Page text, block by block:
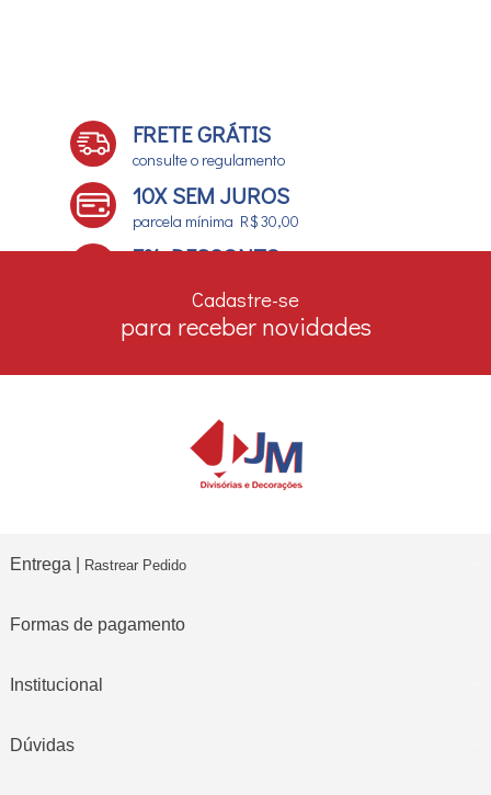
FRETE GRÁTIS
consulte o regulamento
10X SEM JUROS
parcela mínima R$ 30,00
7% DESCONTO
Cadastre-se
para receber novidades
Entrega | Rastrear Pedido
Formas de pagamento
Institucional
Dúvidas